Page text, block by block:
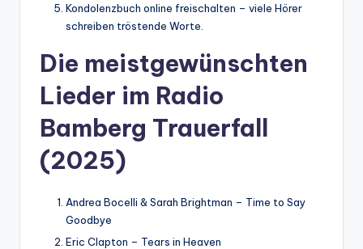
Kondolenzbuch online freischalten – viele Hörer
schreiben tröstende Worte.
Die meistgewünschten
Lieder im Radio
Bamberg Trauerfall
(2025)
Andrea Bocelli & Sarah Brightman – Time to Say
Goodbye
Eric Clapton – Tears in Heaven